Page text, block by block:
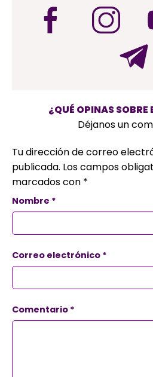
¿QUÉ OPINAS SOBRE
Déjanos un
Tu dirección de correo
publicada. Los campos
marcados con *
Nombre *
Correo electrónico *
Comentario *